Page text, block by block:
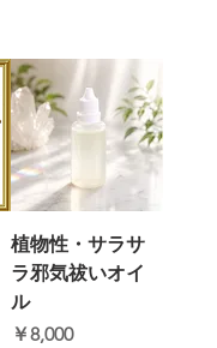
植物性・サラサ
ラ邪気祓いオイ
ル
価格
￥8,000